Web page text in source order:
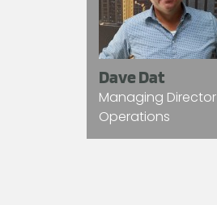
Dave Dat
Managing Director
Operations